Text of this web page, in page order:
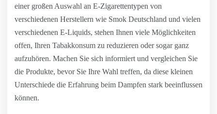
einer großen Auswahl an E-Zigarettentypen von
verschiedenen Herstellern wie Smok Deutschland und vielen
verschiedenen E-Liquids, stehen Ihnen viele Möglichkeiten
offen, Ihren Tabakkonsum zu reduzieren oder sogar ganz
aufzuhören. Machen Sie sich informiert und vergleichen Sie
die Produkte, bevor Sie Ihre Wahl treffen, da diese kleinen
Unterschiede die Erfahrung beim Dampfen stark beeinflussen
können.